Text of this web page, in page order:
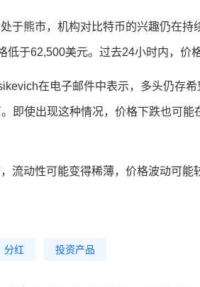
于熊市，机构对比特币的兴趣仍在持
于62,500美元。过去24小时内，价
在电子邮件中表示，多头仍存
即使出现这种情况，价格下跌也可
流动性可能变得稀薄，价格波动可能
分红 投资产品